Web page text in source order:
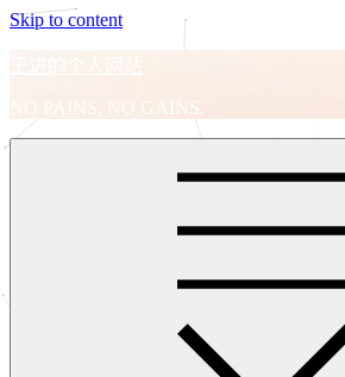
Skip to content
王进的个人网站
NO PAINS, NO GAINS.